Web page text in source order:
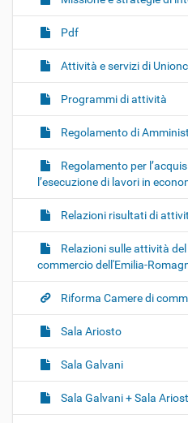
Pdf
Attività e servizi di
Programmi di attività
Regolamento di
Regolamento per
l’esecuzione di lavori in
Relazioni risultati di
Relazioni sulle attività
commercio dell'Emilia-
Riforma Camere di
Sala Ariosto
Sala Galvani
Sala Galvani + Sala